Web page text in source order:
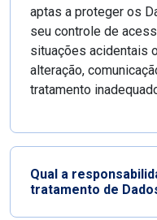
aptas a proteger os
seu controle de
situações acidentais
alteração,
tratamento
Qual a
tratamento de